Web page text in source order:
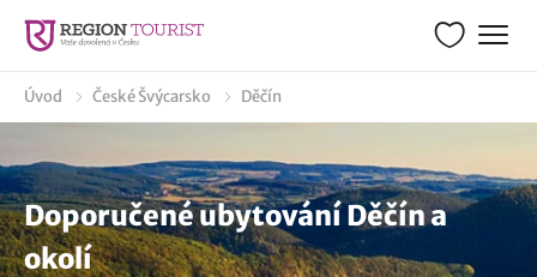
Úvod České Švýcarsko Děčín
Doporučené ubytování Děčín a
okolí